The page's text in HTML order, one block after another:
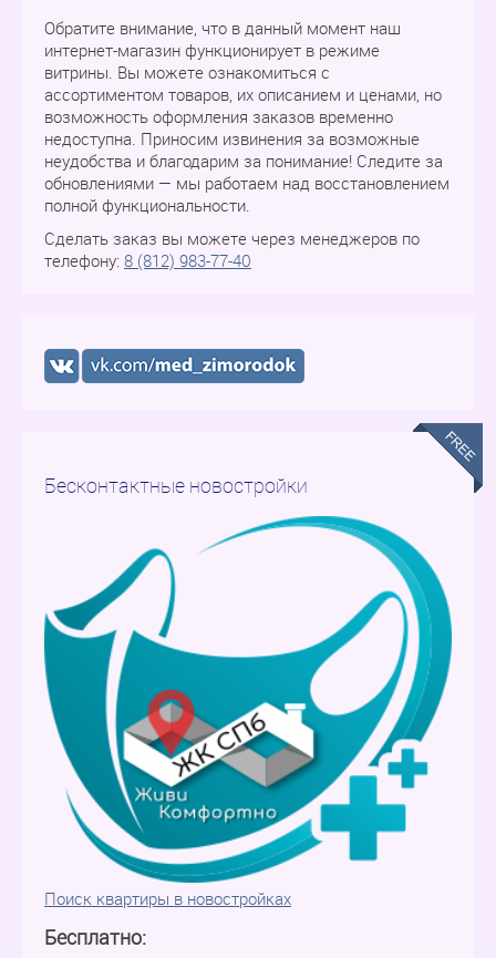
Обратите внимание, что в данный момент наш
интернет-магазин функционирует в режиме
витрины. Вы можете ознакомиться с
ассортиментом товаров, их описанием и ценами, но
возможность оформления заказов временно
недоступна. Приносим извинения за возможные
неудобства и благодарим за понимание! Следите за
обновлениями — мы работаем над восстановлением
полной функциональности.
Сделать заказ вы можете через менеджеров по
телефону: 8 (812) 983-77-40
Бесконтактные новостройки
Поиск квартиры в новостройках
Бесплатно: